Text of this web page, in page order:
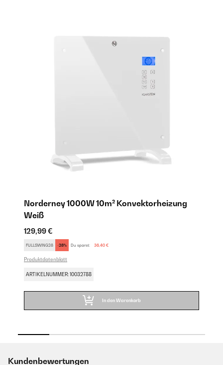
Norderney 1000W 10m² Konvektorheizung
Weiß
129,99 €
FULLSWING28 -28% Du sparst: 36,40 €
Produktdatenblatt
ARTIKELNUMMER: 10032788
In den Warenkorb
Kundenbewertungen